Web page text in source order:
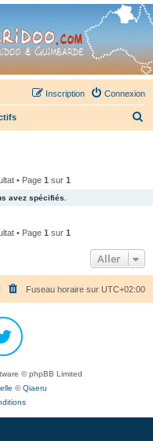
la communauté.
Connexion
Inscription
h
e
r
• Page 1 sur 1
avez spécifiés.
• Page 1 sur 1
Aller
Fuseau horaire sur UTC+02:00
© phpBB Limited
©Qiaeru